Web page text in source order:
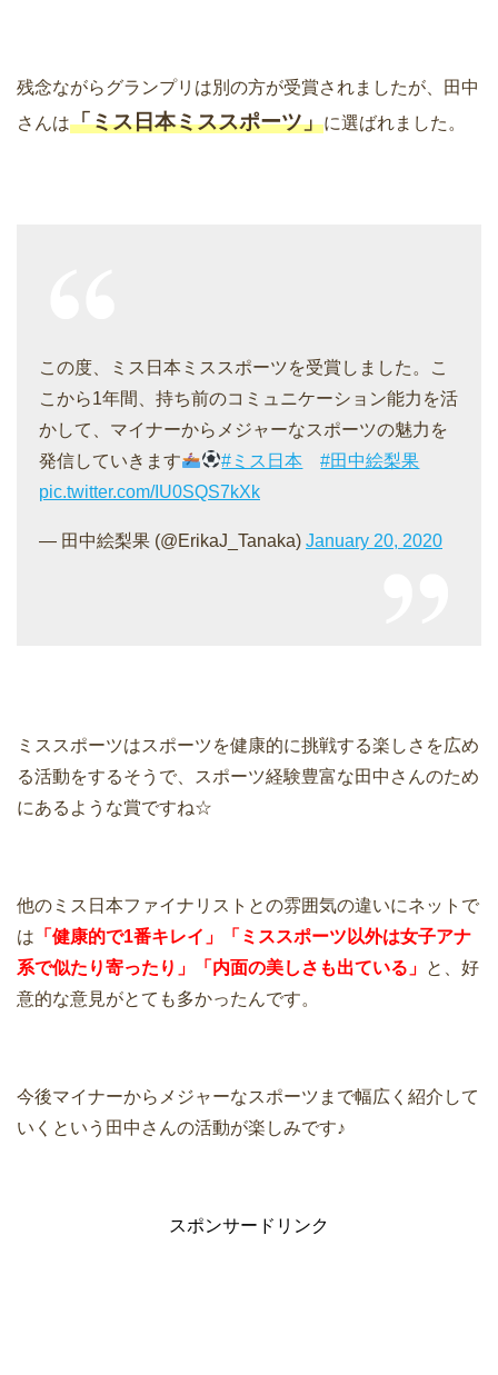
残念ながらグランプリは別の方が受賞されましたが、田中
さんは「ミス日本ミススポーツ」に選ばれました。
この度、ミス日本ミススポーツを受賞しました。こ
こから1年間、持ち前のコミュニケーション能力を活
かして、マイナーからメジャーなスポーツの魅力を
発信していきます
#ミス日本
#田中絵梨果
pic.twitter.com/IU0SQS7kXk
— 田中絵梨果 (@ErikaJ_Tanaka) January 20, 2020
ミススポーツはスポーツを健康的に挑戦する楽しさを広め
る活動をするそうで、スポーツ経験豊富な田中さんのため
にあるような賞ですね☆
他のミス日本ファイナリストとの雰囲気の違いにネットで
は 「健康的で1番キレイ」「ミススポーツ以外は女子アナ
系で似たり寄ったり」「内面の美しさも出ている」 と、好
意的な意見がとても多かったんです。
今後マイナーからメジャーなスポーツまで幅広く紹介して
いくという田中さんの活動が楽しみです♪
スポンサードリンク